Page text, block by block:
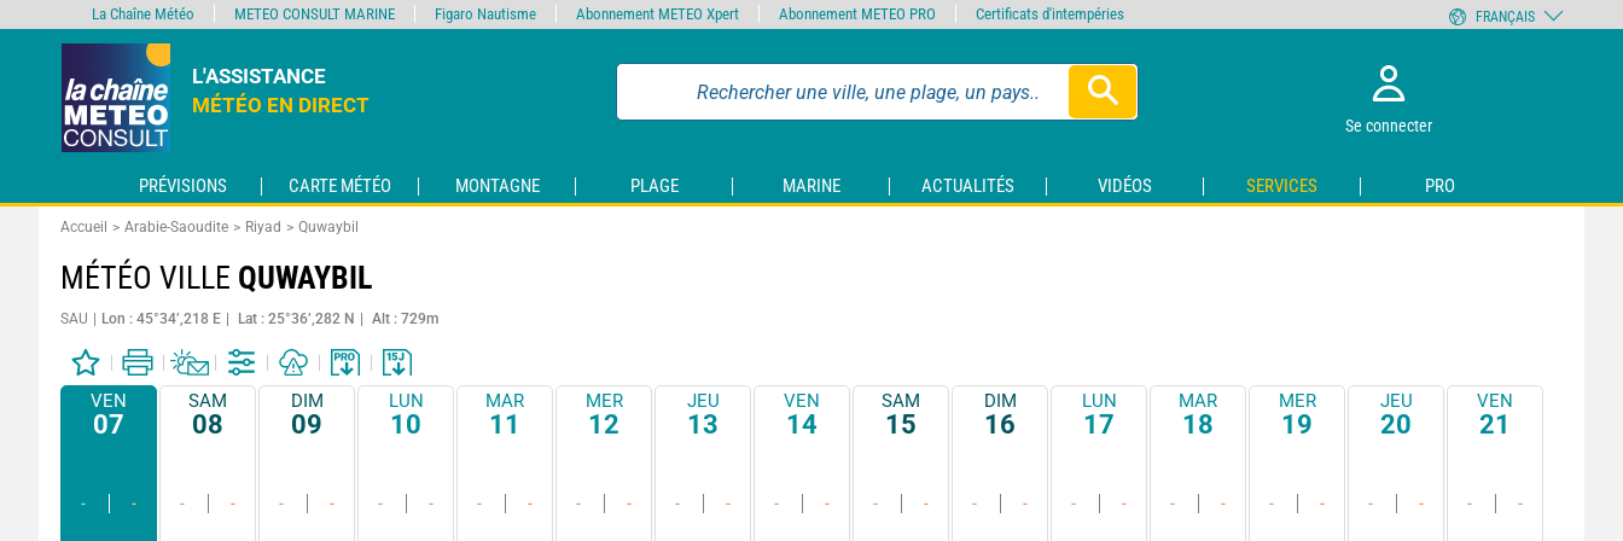
L'ASSISTANCE
MÉTÉO EN DIRECT
Se connecter
PRÉVISIONS CARTE MÉTÉO MONTAGNE PLAGE MARINE ACTUALITÉS VIDÉOS SERVICES PRO
Accueil Arabie-Saoudite Riyad Quwaybil
MÉTÉO VILLE QUWAYBIL
SAU Lon : 45°34’,218 E Lat : 25°36’,282 N Alt : 729m
VEN
07
- -
SAM
08
- -
DIM
09
- -
LUN
10
- -
MAR
11
- -
MER
12
- -
JEU
13
- -
VEN
14
- -
SAM
15
- -
DIM
16
- -
LUN
17
- -
MAR
18
- -
MER
19
- -
JEU
20
- -
VEN
21
- -
La Chaîne Météo METEO CONSULT MARINE Figaro Nautisme Abonnement METEO Xpert Abonnement METEO PRO Certificats d'intempéries FRANÇAIS